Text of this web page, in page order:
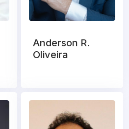
Anderson R.
Oliveira